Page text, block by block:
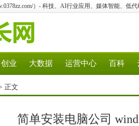
）- 科技、AI行业应用、媒体智能、低
创业 大数据 运营中心 百科
正文
简单安装电脑公司